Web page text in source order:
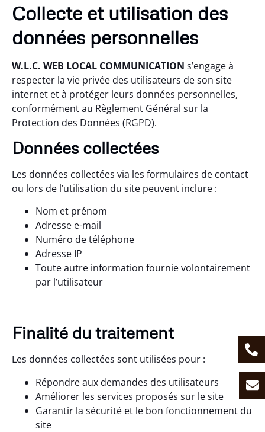
Collecte et utilisation des
données personnelles
W.L.C. WEB LOCAL COMMUNICATION s’engage à
respecter la vie privée des utilisateurs de son site
internet et à protéger leurs données personnelles,
conformément au Règlement Général sur la
Protection des Données (RGPD).
Données collectées
Les données collectées via les formulaires de contact
ou lors de l’utilisation du site peuvent inclure :
Nom et prénom
Adresse e-mail
Numéro de téléphone
Adresse IP
Toute autre information fournie volontairement
par l’utilisateur
Finalité du traitement
Les données collectées sont utilisées pour :
Répondre aux demandes des utilisateurs
Améliorer les services proposés sur le site
Garantir la sécurité et le bon fonctionnement du
site